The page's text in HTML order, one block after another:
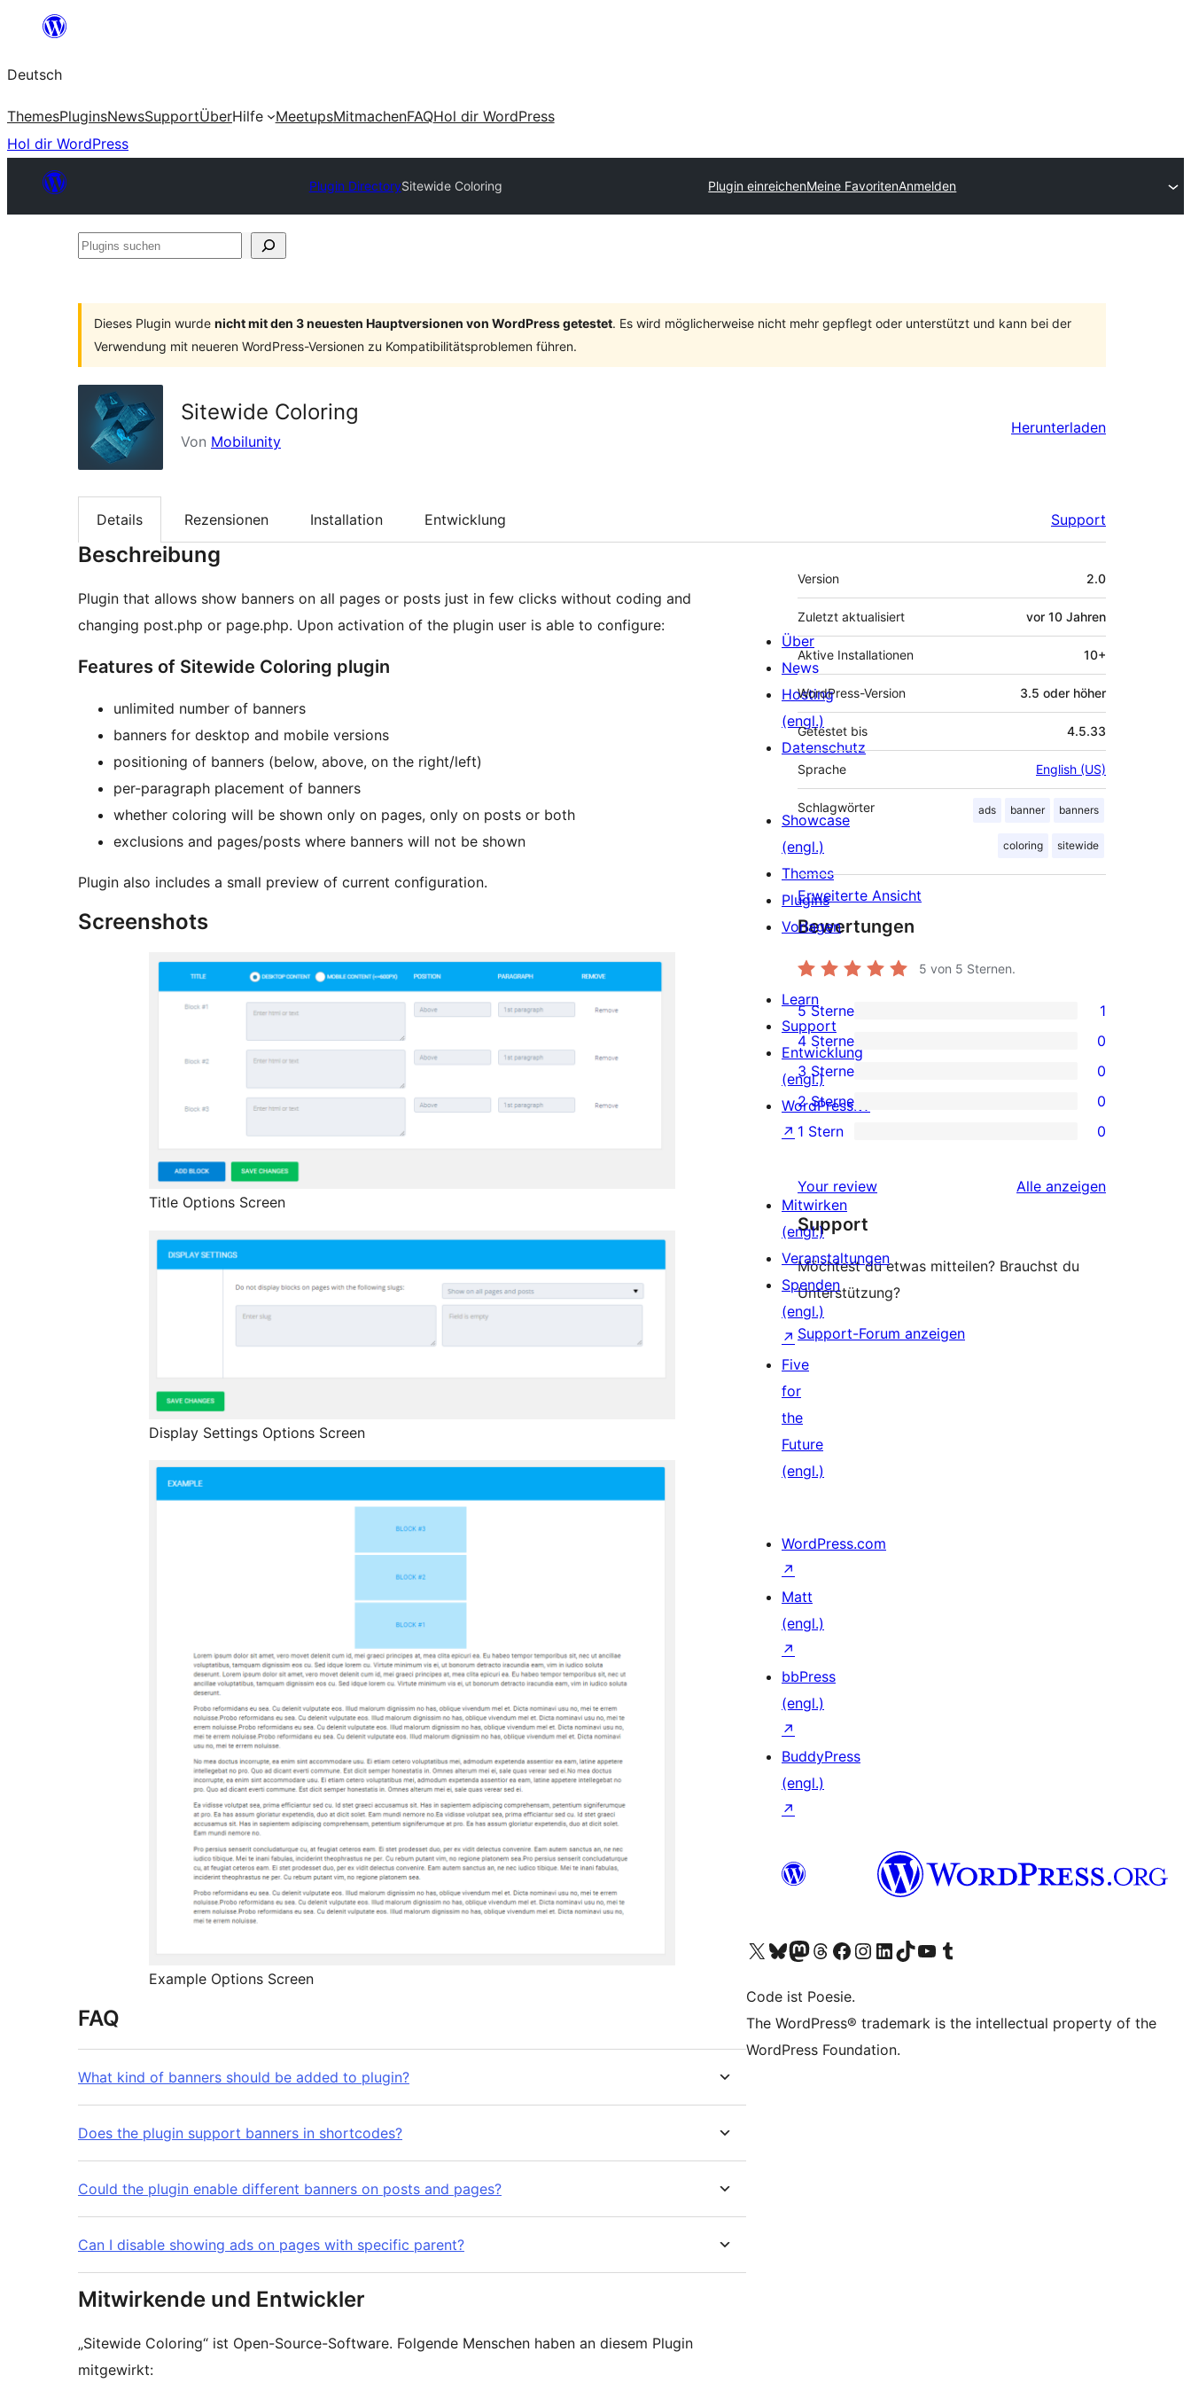
springen
Deutsch
ThemesPluginsNewsSupportÜberHilfe MeetupsMitmachenFAQHol dir WordPress
Hol dir WordPress
Plugin DirectorySitewide Coloring Plugin einreichenMeine FavoritenAnmelden
Plugins
Dieses Plugin wurde nicht mit den 3 neuesten Hauptversionen von WordPress getestet. Es wird möglicherweise nicht mehr gepflegt oder unterstützt und kann bei der
Verwendung mit neueren WordPress-Versionen zu Kompatibilitätsproblemen führen.
Sitewide Coloring
Von Mobilunity
Herunterladen
Details Rezensionen Installation Entwicklung Support
Beschreibung
Plugin that allows show banners on all pages or posts just in few clicks without coding and
changing post.php or page.php. Upon activation of the plugin user is able to configure:
Features of Sitewide Coloring plugin
unlimited number of banners
banners for desktop and mobile versions
positioning of banners (below, above, on the right/left)
per-paragraph placement of banners
whether coloring will be shown only on pages, only on posts or both
exclusions and pages/posts where banners will not be shown
Plugin also includes a small preview of current configuration.
Screenshots
Title Options Screen
Display Settings Options Screen
Example Options Screen
FAQ
What kind of banners should be added to plugin?
Does the plugin support banners in shortcodes?
Could the plugin enable different banners on posts and pages?
Can I disable showing ads on pages with specific parent?
Mitwirkende und Entwickler
„Sitewide Coloring“ ist Open-Source-Software. Folgende Menschen haben an diesem Plugin
mitgewirkt:
Meta
Version 2.0
Zuletzt aktualisiert vor 10 Jahren
Aktive Installationen 10+
WordPress-Version 3.5 oder höher
Getestet bis 4.5.33
Sprache English (US)
Schlagwörter ads banner banners
coloring sitewide
Erweiterte Ansicht
Bewertungen
5 von 5 Sternen.
1 5-
Sterne-
Rezension
5 Sterne 1
0 4-
Sterne-
Rezensionen
4 Sterne 0
0 3-
Sterne-
Rezensionen
3 Sterne 0
0 2-
Sterne-
2 Sterne 0
0 1-
Rezensionen
1 Stern 0
Your review Alle Rezensionen
anzeigen
Support
Möchtest du etwas mitteilen? Brauchst du
Unterstützung?
Support-Forum anzeigen
Über
News
Hosting
(engl.)
Datenschutz
Showcase
(engl.)
Themes
Plugins
Vorlagen
Learn
Support
Entwicklung
(engl.)
WordPress.tv
↗
Mitwirken
(engl.)
Veranstaltungen
Spenden
(engl.)
↗
Five
for
the
Future
(engl.)
WordPress.com
↗
Matt
(engl.)
↗
bbPress
(engl.)
↗
BuddyPress
(engl.)
↗
Unser X-Konto (früher Twitter) besuchen
Unser Bluesky-Konto besuchen
Unser Mastodon-Konto besuchen
Unser Threads-Konto besuchen
Unsere Facebook-Seite besuchen
Unser Instagram-Konto besuchen
Unser LinkedIn-Konto besuchen
Unser TikTok-Konto besuchen
Unseren YouTube-Kanal besuchen
Unser Tumblr-Konto besuchen
Code ist Poesie.
The WordPress® trademark is the intellectual property of the
WordPress Foundation.